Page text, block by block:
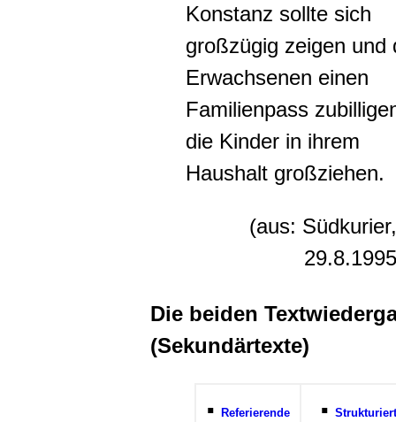
Konstanz sollte sich
großzügig zeigen und
Erwachsenen einen
Familienpass
die Kinder in ihrem
Haushalt großziehen.
(aus: Südkurier,
29.8.1995
Die beiden
(Sekundärtexte)
▪ Referierende
▪